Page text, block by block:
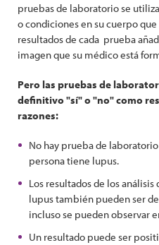
pruebas de laboratorio se
o condiciones en su cuerpo
resultados de cada prueba
imagen que su médico está
Pero las pruebas de
definitivo "sí" o "no" como
razones:
No hay prueba de
persona tiene lupus.
Los resultados de los
lupus también pueden ser
incluso se pueden observar
Un resultado puede ser